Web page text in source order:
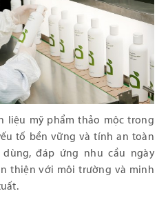
liệu mỹ phẩm thảo mộc trong
tố bền vững và tính an toàn
đáp ứng nhu cầu ngày
thiện với môi trường và minh